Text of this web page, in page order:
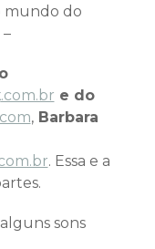
mundo do
.com.br e do
,Barbara
. Essa e a
sons